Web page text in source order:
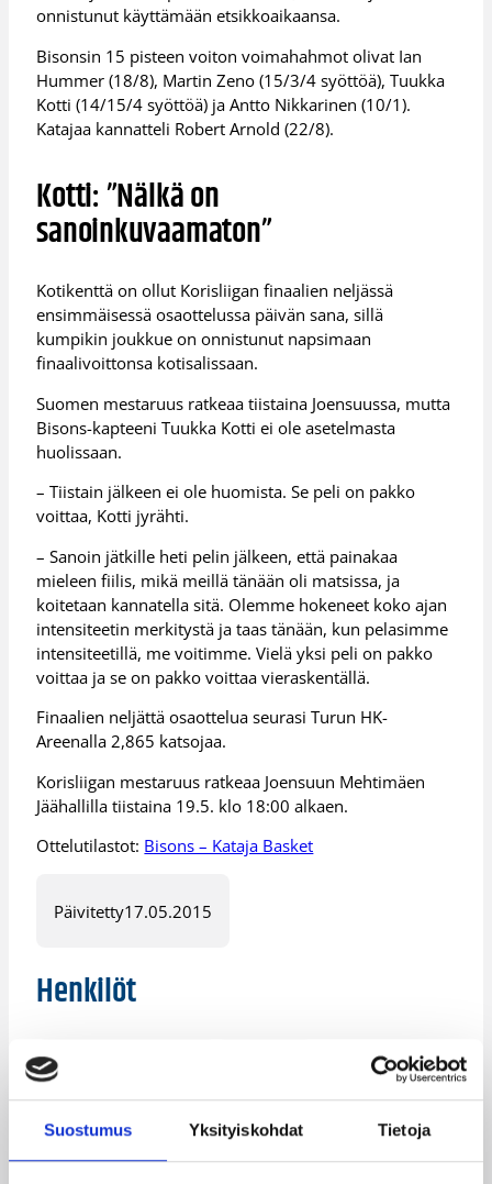
Suostumus Yksityiskohdat Tietoja
onnistunut käyttämään etsikkoaikaansa.
Bisonsin 15 pisteen voiton voimahahmot olivat Ian
Hummer (18/8), Martin Zeno (15/3/4 syöttöä), Tuukka
Kotti (14/15/4 syöttöä) ja Antto Nikkarinen (10/1).
Katajaa kannatteli Robert Arnold (22/8).
Kotti: ”Nälkä on
sanoinkuvaamaton”
Kotikenttä on ollut Korisliigan finaalien neljässä
ensimmäisessä osaottelussa päivän sana, sillä
kumpikin joukkue on onnistunut napsimaan
finaalivoittonsa kotisalissaan.
Suomen mestaruus ratkeaa tiistaina Joensuussa, mutta
Bisons-kapteeni Tuukka Kotti ei ole asetelmasta
huolissaan.
– Tiistain jälkeen ei ole huomista. Se peli on pakko
voittaa, Kotti jyrähti.
– Sanoin jätkille heti pelin jälkeen, että painakaa
mieleen fiilis, mikä meillä tänään oli matsissa, ja
koitetaan kannatella sitä. Olemme hokeneet koko ajan
intensiteetin merkitystä ja taas tänään, kun pelasimme
intensiteetillä, me voitimme. Vielä yksi peli on pakko
voittaa ja se on pakko voittaa vieraskentällä.
Finaalien neljättä osaottelua seurasi Turun HK-
Areenalla 2,865 katsojaa.
Korisliigan mestaruus ratkeaa Joensuun Mehtimäen
Jäähallilla tiistaina 19.5. klo 18:00 alkaen.
Ottelutilastot: Bisons – Kataja Basket
Päivitetty17.05.2015
Henkilöt
Ian Hummer
Martin Zeno
Robert Arnold